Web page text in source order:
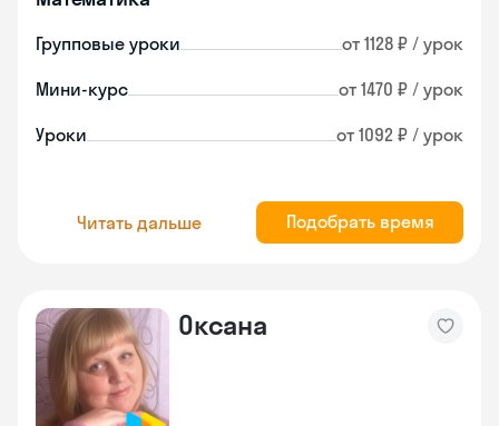
Групповые уроки от 1128 ₽ / урок
Мини-курс от 1470 ₽ / урок
Уроки от 1092 ₽ / урок
Читать дальше Подобрать время
Оксана